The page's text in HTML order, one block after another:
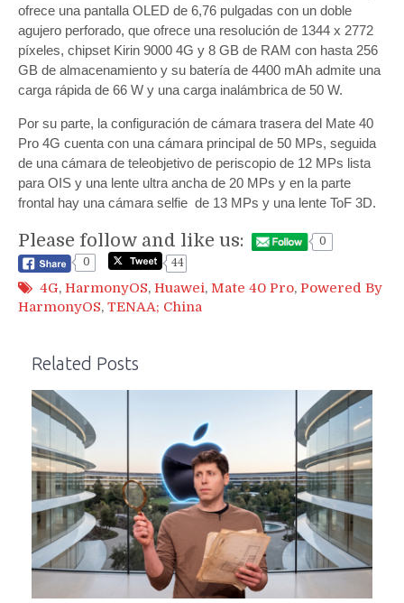
ofrece una pantalla OLED de 6,76 pulgadas con un doble
agujero perforado, que ofrece una resolución de 1344 x 2772
píxeles, chipset Kirin 9000 4G y 8 GB de RAM con hasta 256
GB de almacenamiento y su batería de 4400 mAh admite una
carga rápida de 66 W y una carga inalámbrica de 50 W.
Por su parte, la configuración de cámara trasera del Mate 40
Pro 4G cuenta con una cámara principal de 50 MPs, seguida
de una cámara de teleobjetivo de periscopio de 12 MPs lista
para OIS y una lente ultra ancha de 20 MPs y en la parte
frontal hay una cámara selfie de 13 MPs y una lente ToF 3D.
Please follow and like us:
0
0
44
4G, HarmonyOS, Huawei, Mate 40 Pro, Powered By
HarmonyOS, TENAA; China
Related Posts